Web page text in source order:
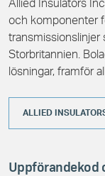
Allied Insulators
och komponenter
transmissionslinjer
Storbritannien.
lösningar, framför
ALLIED
Uppförandekod